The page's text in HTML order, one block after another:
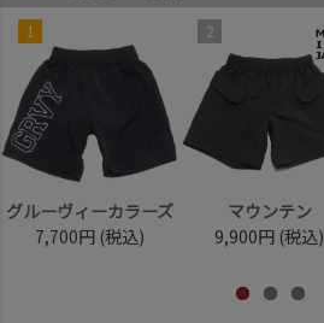
1
グルーヴィーカラーズ
7,700円 (税込)
2
マウンテン
9,900円 (税込)